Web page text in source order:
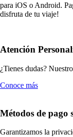
para iOS o Android.
disfruta de tu viaje!
Atención
¿Tienes dudas?
Conoce más
Métodos de pago
Garantizamos la